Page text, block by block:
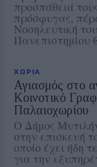
προσπάθειά
πρόσφυγας,
Νοσηλευτική
Πανεπιστημίου
ΧΩΡΙΑ
Αγιασμός στο
Κοινοτικό
Παλαιοχωρίου
Ο Δήμος
στην επισκευή
οποίο έχει ήδη
για την